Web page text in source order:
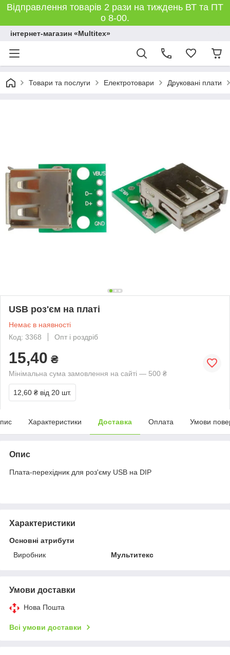
Відправлення товарів 2 рази на тиждень ВТ та ПТ
о 8-00.
інтернет-магазин «Multitex»
Товари та послуги Електротовари Друковані плати
USB роз'єм на платі
Немає в наявності
Код: 3368
Опт і роздріб
15,40 ₴
Мінімальна сума замовлення на сайті — 500 ₴
12,60 ₴ від 20 шт.
Характеристики Доставка Оплата Умови
Опис
Плата-перехідник для роз'єму USB на DIP
Характеристики
Основні атрибути
Виробник
Мультитекс
Умови доставки
Нова Пошта
Всі умови доставки